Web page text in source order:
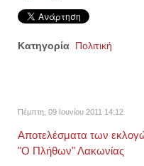
Κατηγορία Πολιτική
Πέμπτη, 09 Ιουνίου 2011 14:12
Αποτελέσματα των
"Ο Πλήθων" Λακωνίας